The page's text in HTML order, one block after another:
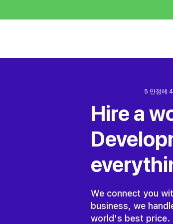
5 만점에
Hire a
We connect you
business, we
world's best price.